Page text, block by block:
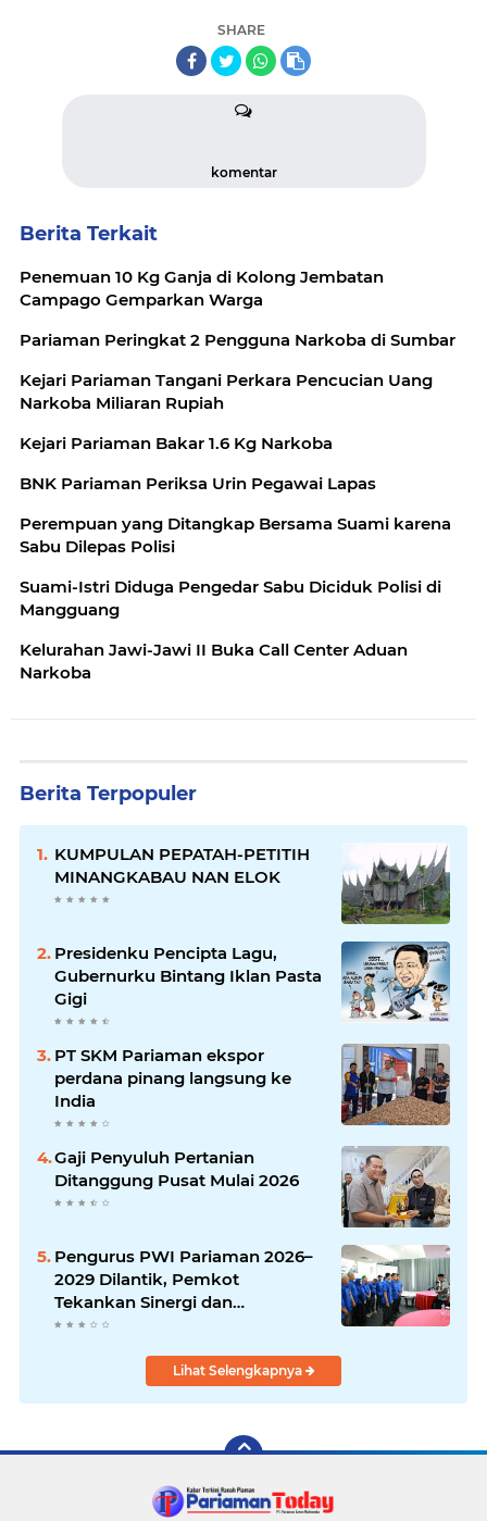
SHARE
komentar
Berita Terkait
Penemuan 10 Kg Ganja di Kolong Jembatan
Campago Gemparkan Warga
Pariaman Peringkat 2 Pengguna Narkoba di Sumbar
Kejari Pariaman Tangani Perkara Pencucian Uang
Narkoba Miliaran Rupiah
Kejari Pariaman Bakar 1.6 Kg Narkoba
BNK Pariaman Periksa Urin Pegawai Lapas
Perempuan yang Ditangkap Bersama Suami karena
Sabu Dilepas Polisi
Suami-Istri Diduga Pengedar Sabu Diciduk Polisi di
Mangguang
Kelurahan Jawi-Jawi II Buka Call Center Aduan
Narkoba
Berita Terpopuler
KUMPULAN PEPATAH-PETITIH
MINANGKABAU NAN ELOK
Presidenku Pencipta Lagu,
Gubernurku Bintang Iklan Pasta
Gigi
PT SKM Pariaman ekspor
perdana pinang langsung ke
India
Gaji Penyuluh Pertanian
Ditanggung Pusat Mulai 2026
Pengurus PWI Pariaman 2026–
2029 Dilantik, Pemkot
Tekankan Sinergi dan
Profesionalisme Pers
Lihat Selengkapnya